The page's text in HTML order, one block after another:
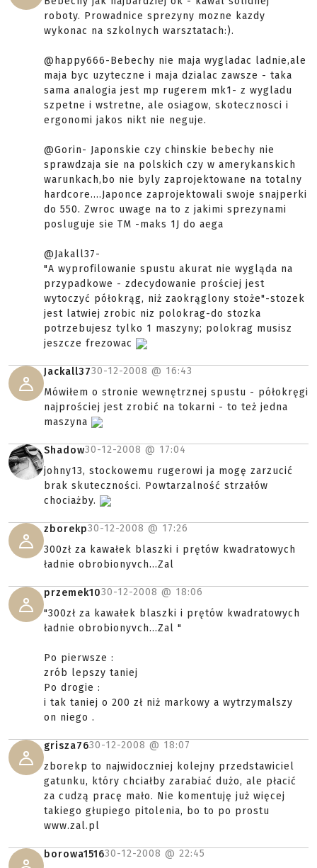
roboty. Prowadnice sprezyny mozne kazdy
wykonac na szkolnych warsztatach:).
@happy666-Bebechy nie maja wygladac ladnie,ale
maja byc uzyteczne i maja dzialac zawsze - taka
sama analogia jest mp rugerem mk1- z wygladu
szpetne i wstretne, ale osiagow, skotecznosci i
ergonomi jakos nikt nie neguje.
@Gorin- Japonskie czy chinskie bebechy nie
sprawdzaja sie na polskich czy w amerykanskich
warunkach,bo nie byly zaprojektowane na totalny
hardcore....Japonce zaprojektowali swoje snajperki
do 550. Zwroc uwage na to z jakimi sprezynami
posluguje sie TM -maks 1J do aega
@Jakall37-
"A wyprofilowanie spustu akurat nie wygląda na
przypadkowe - zdecydowanie prościej jest
wytoczyć półokrąg, niż zaokrąglony stoże"-stozek
jest latwiej zrobic niz polokrag-do stozka
potrzebujesz tylko 1 maszyny; polokrag musisz
jeszcze frezowac
Jackall3730-12-2008 @ 16:43
Mówiłem o stronie wewnętrznej spustu - półokręgi
najprościej jest zrobić na tokarni - to też jedna
maszyna
Shadow30-12-2008 @ 17:04
johny13, stockowemu rugerowi ja mogę zarzucić
brak skuteczności. Powtarzalność strzałów
chociażby.
zborekp30-12-2008 @ 17:26
300zł za kawałek blaszki i prętów kwadratowych
ładnie obrobionyvch...Zal
przemek1030-12-2008 @ 18:06
"300zł za kawałek blaszki i prętów kwadratowych
ładnie obrobionyvch...Zal "
Po pierwsze :
zrób lepszy taniej
Po drogie :
i tak taniej o 200 zł niż markowy a wytrzymalszy
on niego .
grisza7630-12-2008 @ 18:07
zborekp to najwidoczniej kolejny przedstawiciel
gatunku, który chciałby zarabiać dużo, ale płacić
za cudzą pracę mało. Nie komentuję już więcej
takiego głupiego pitolenia, bo to po prostu
www.zal.pl
borowa151630-12-2008 @ 22:45